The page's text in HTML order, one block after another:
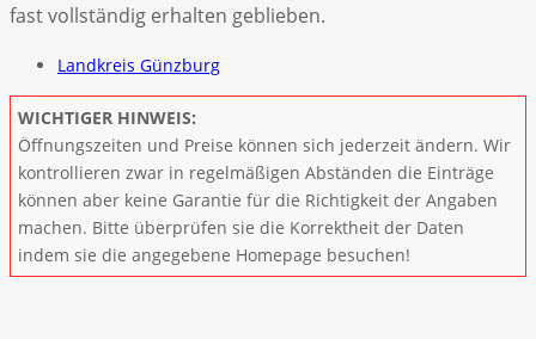
fast vollständig erhalten geblieben.
Landkreis Günzburg
WICHTIGER HINWEIS:
Öffnungszeiten und Preise können sich jederzeit ändern. Wir
kontrollieren zwar in regelmäßigen Abständen die Einträge
können aber keine Garantie für die Richtigkeit der Angaben
machen. Bitte überprüfen sie die Korrektheit der Daten
indem sie die angegebene Homepage besuchen!